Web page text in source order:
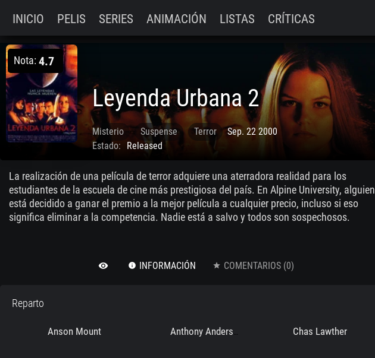
INICIO PELIS SERIES ANIMACIÓN LISTAS CRÍTICAS
Nota:4.7
Leyenda Urbana 2
Misterio Suspense Terror
Sep. 22 2000
Estado:
Released
La realización de una película de terror adquiere una aterradora realidad para los
estudiantes de la escuela de cine más prestigiosa del país. En Alpine University, alguien
está decidido a ganar el premio a la mejor película a cualquier precio, incluso si eso
significa eliminar a la competencia. Nadie está a salvo y todos son sospechosos.
remove_red_eye info INFORMACIÓN star COMENTARIOS (0)
Reparto
Anson Mount Chas Lawther